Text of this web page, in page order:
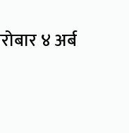
४ अर्ब